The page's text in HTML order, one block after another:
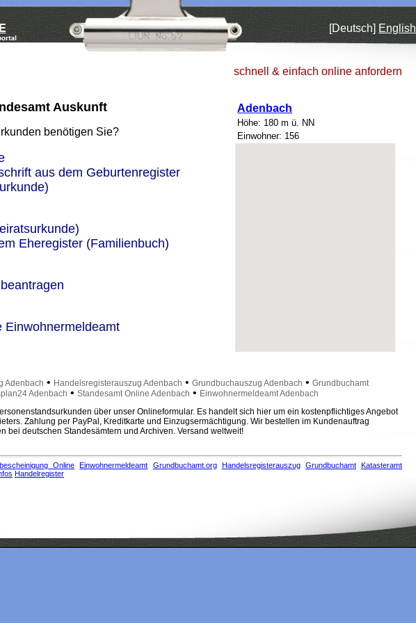
[Deutsch] English
schnell & einfach online anfordern
Auskunft
benötigen Sie?
aus dem Geburtenregister
Eheregister (Familienbuch)
Einwohnermeldeamt
Adenbach
Höhe: 180 m ü. NN
Einwohner: 156
Adenbach • Handelsregisterauszug Adenbach • Grundbuchauszug Adenbach • Grundbuchamt
Adenbach • Standesamt Online Adenbach • Einwohnermeldeamt Adenbach
über unser Onlineformular. Es handelt sich hier um ein kostenpflichtiges Angebot
Zahlung per PayPal, Kreditkarte und Einzugsermächtigung. Wir bestellen im Kundenauftrag
bei deutschen Standesämtern und Archiven. Versand weltweit!
Online Einwohnermeldeamt Grundbuchamt.org Handelsregisterauszug Grundbuchamt Katasteramt
Handelregister